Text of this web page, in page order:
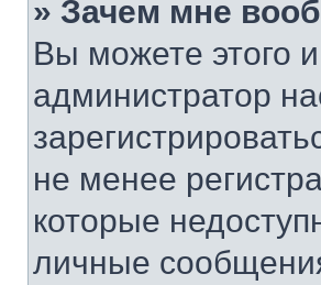
» Зачем мне
Вы можете этого
администратор
не менее
которые
личные